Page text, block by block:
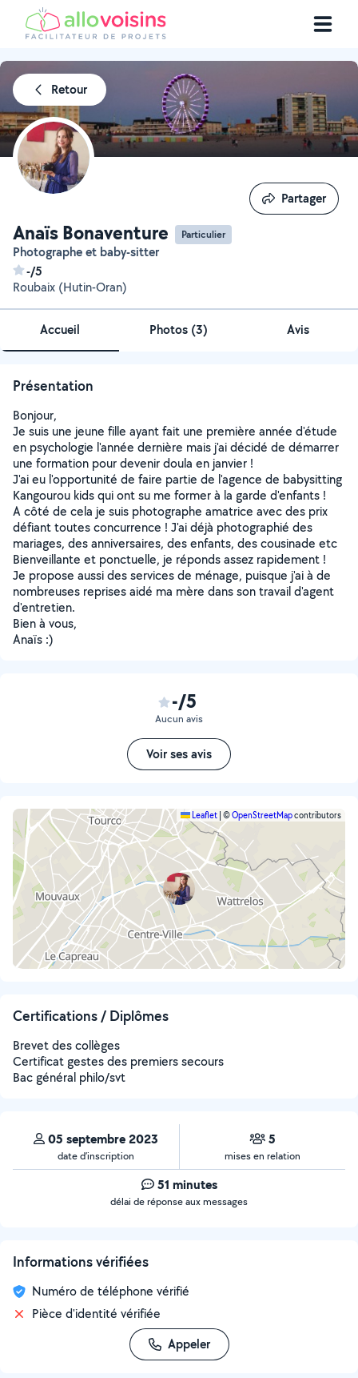
Retour
Anaïs Bonaventure Particulier
Photographe et baby-sitter
-/5
Roubaix (Hutin-Oran)
Partager
Partager
Accueil Photos (3) Avis
Présentation
Bonjour,
Je suis une jeune fille ayant fait une première année d'étude
en psychologie l'année dernière mais j'ai décidé de démarrer
une formation pour devenir doula en janvier !
J'ai eu l'opportunité de faire partie de l'agence de babysitting
Kangourou kids qui ont su me former à la garde d'enfants !
A côté de cela je suis photographe amatrice avec des prix
défiant toutes concurrence ! J'ai déjà photographié des
mariages, des anniversaires, des enfants, des cousinade etc
Bienveillante et ponctuelle, je réponds assez rapidement !
Je propose aussi des services de ménage, puisque j'ai à de
nombreuses reprises aidé ma mère dans son travail d'agent
d'entretien.
Bien à vous,
Anaïs :)
-/5
Aucun avis
Voir ses avis
Leaflet ©OpenStreetMapcontributors
Certifications / Diplômes
Brevet des collèges
Certificat gestes des premiers secours
Bac général philo/svt
05 septembre 2023
date d’inscription
5
mises en relation
51 minutes
délai de réponse aux messages
Informations vérifiées
Numéro de téléphone vérifié
Pièce d'identité vérifiée
Appeler